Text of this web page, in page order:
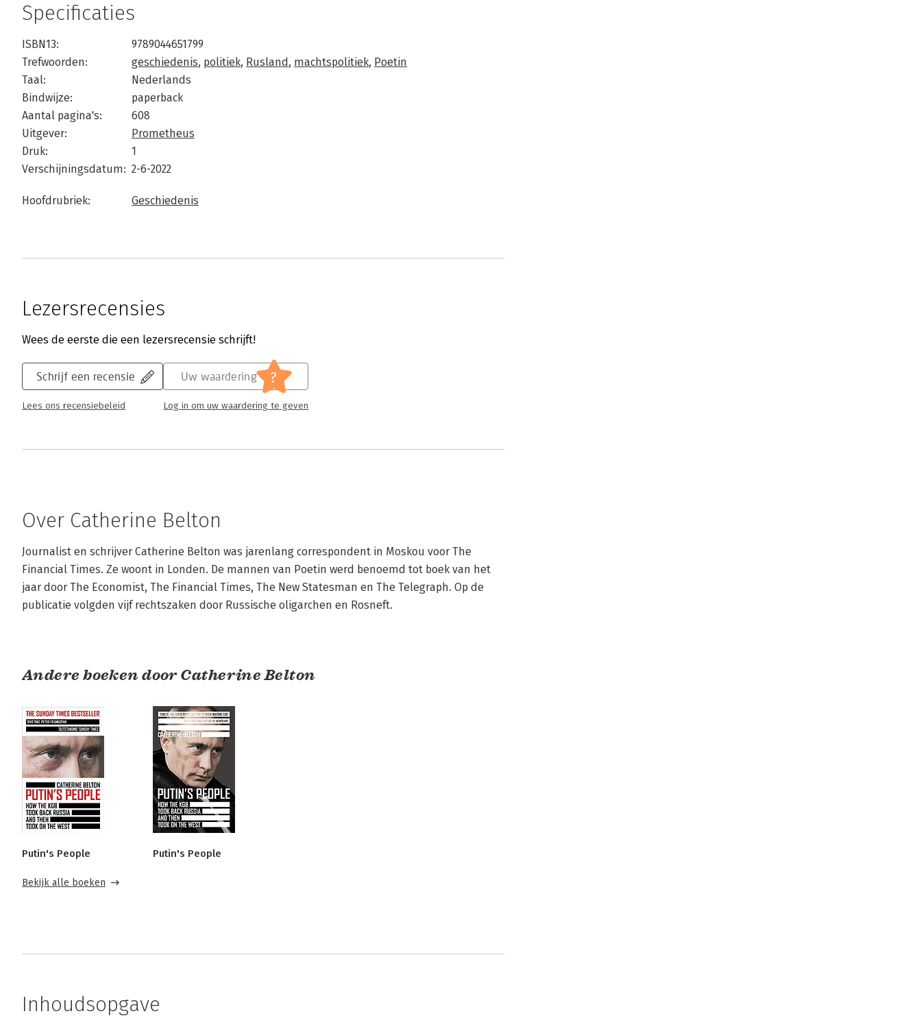
Specificaties
ISBN13:
9789044651799
Trefwoorden:
geschiedenis, politiek, Rusland, machtspolitiek, Poetin
Taal:
Nederlands
Bindwijze:
paperback
Aantal pagina's:
608
Uitgever:
Prometheus
Druk:
1
Verschijningsdatum: 2-6-2022
Hoofdrubriek: Geschiedenis
Lezersrecensies
Wees de eerste die een lezersrecensie schrijft!
Schrijf een recensie
Lees ons recensiebeleid
Uw waardering ?
Log in om uw waardering te geven
Over Catherine Belton
Journalist en schrijver Catherine Belton was jarenlang correspondent in Moskou voor The
Financial Times. Ze woont in Londen. De mannen van Poetin werd benoemd tot boek van het
jaar door The Economist, The Financial Times, The New Statesman en The Telegraph. Op de
publicatie volgden vijf rechtszaken door Russische oligarchen en Rosneft.
Andere boeken door Catherine Belton
Putin's People Putin's People
Bekijk alle boeken
Inhoudsopgave